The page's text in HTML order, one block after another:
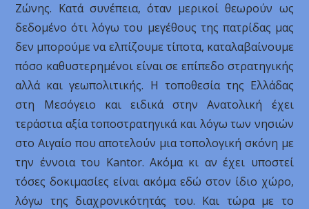
Ζώνης. Κατά συνέπεια, όταν μερικοί θεωρούν ως
δεδομένο ότι λόγω του μεγέθους της πατρίδας μας
δεν μπορούμε να ελπίζουμε τίποτα, καταλαβαίνουμε
πόσο καθυστερημένοι είναι σε επίπεδο στρατηγικής
αλλά και γεωπολιτικής. Η τοποθεσία της Ελλάδας
στη Μεσόγειο και ειδικά στην Ανατολική έχει
τεράστια αξία τοποστρατηγικά και λόγω των νησιών
στο Αιγαίο που αποτελούν μια τοπολογική σκόνη με
την έννοια του Kantor. Ακόμα κι αν έχει υποστεί
τόσες δοκιμασίες είναι ακόμα εδώ στον ίδιο χώρο,
λόγω της διαχρονικότητάς του. Και τώρα με το